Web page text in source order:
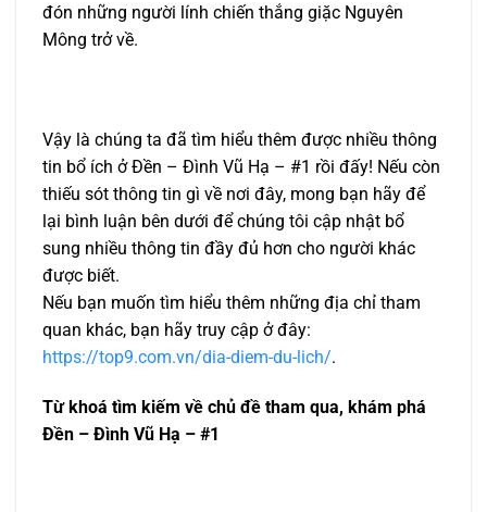
đón những người lính chiến thắng giặc Nguyên
Mông trở về.
Vậy là chúng ta đã tìm hiểu thêm được nhiều thông
tin bổ ích ở Đền – Đình Vũ Hạ – #1 rồi đấy! Nếu còn
thiếu sót thông tin gì về nơi đây, mong bạn hãy để
lại bình luận bên dưới để chúng tôi cập nhật bổ
sung nhiều thông tin đầy đủ hơn cho người khác
được biết.
Nếu bạn muốn tìm hiểu thêm những địa chỉ tham
quan khác, bạn hãy truy cập ở đây:
https://top9.com.vn/dia-diem-du-lich/.
Từ khoá tìm kiếm về chủ đề tham qua, khám phá
Đền – Đình Vũ Hạ – #1